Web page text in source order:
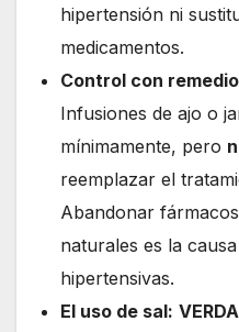
hipertensión ni
medicamentos.
Control con
Infusiones de ajo o
mínimamente, pero
reemplazar el
Abandonar
naturales es la
hipertensivas.
El uso de sal: